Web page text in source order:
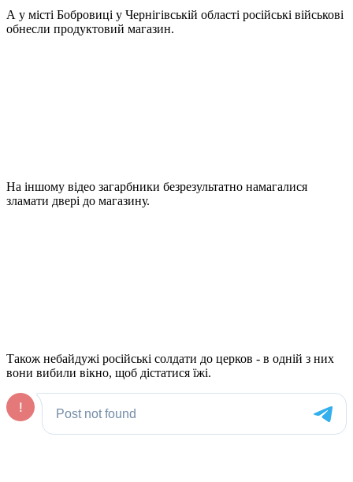
А у місті Бобровиці у Чернігівській області російські військові
обнесли продуктовий магазин.
На іншому відео загарбники безрезультатно намагалися
зламати двері до магазину.
Також небайдужі російські солдати до церков - в одній з них
вони вибили вікно, щоб дістатися їжі.